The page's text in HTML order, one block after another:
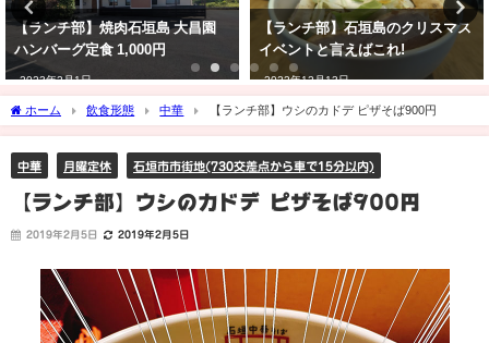
【ランチ部】焼肉石垣島 大昌園
ハンバーグ定食 1,000円
2023年2月1日
【ランチ部】石垣島のクリスマス
イベントと言えばこれ!
2022年12月13日
ホーム 飲食形態 中華 【ランチ部】ウシのカドデ ピザそば900円
中華 月曜定休 石垣市市街地(730交差点から車で15分以内)
【ランチ部】ウシのカドデ ピザそば900円
2019年2月5日 2019年2月5日